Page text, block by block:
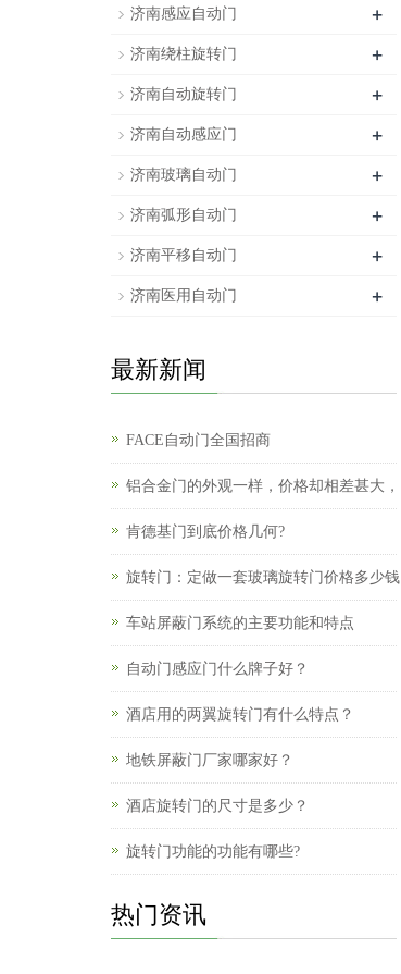
济南感应自动门 +
济南绕柱旋转门 +
济南自动旋转门 +
济南自动感应门 +
济南玻璃自动门 +
济南弧形自动门 +
济南平移自动门 +
济南医用自动门 +
最新新闻
FACE自动门全国招商
铝合金门的外观一样，价格却相差甚大，
肯德基门到底价格几何?
旋转门：定做一套玻璃旋转门价格多少钱
车站屏蔽门系统的主要功能和特点
自动门感应门什么牌子好？
酒店用的两翼旋转门有什么特点？
地铁屏蔽门厂家哪家好？
酒店旋转门的尺寸是多少？
旋转门功能的功能有哪些?
热门资讯